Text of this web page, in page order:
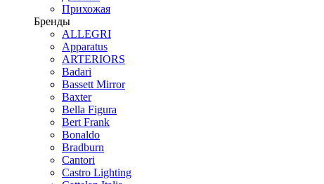
Прихожая
Бренды
ALLEGRI
Apparatus
ARTERIORS
Badari
Bassett Mirror
Baxter
Bella Figura
Bert Frank
Bonaldo
Bradburn
Cantori
Castro Lighting